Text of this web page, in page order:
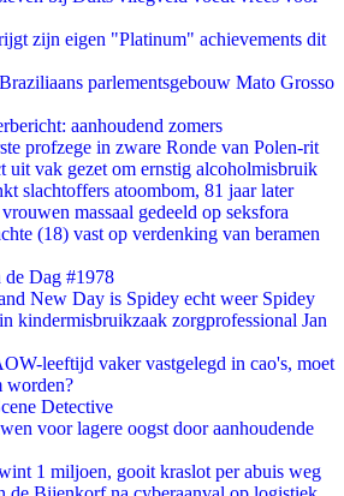
zijn eigen "Platinum" achievements dit
parlementsgebouw Mato Grosso
aanhoudend zomers
profzege in zware Ronde van Polen-rit
uit vak gezet om ernstig alcoholmisbruik
slachtoffers atoombom, 81 jaar later
massaal gedeeld op seksfora
(18) vast op verdenking van beramen
de Dag #1978
New Day is Spidey echt weer Spidey
kindermisbruikzaak zorgprofessional Jan
leeftijd vaker vastgelegd in cao's, moet
worden?
Detective
voor lagere oogst door aanhoudende
1 miljoen, gooit kraslot per abuis weg